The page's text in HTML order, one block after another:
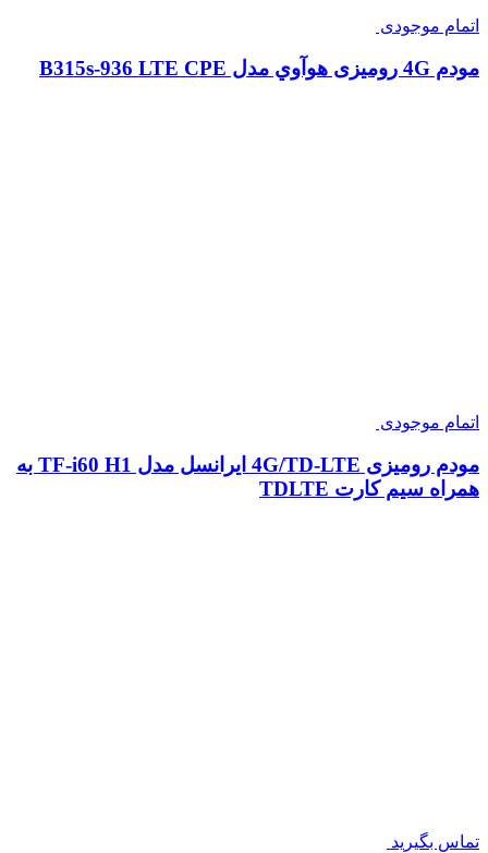
اتمام موجودی
مودم 4G رومیزی هوآوي مدل B315s-936 LTE CPE
اتمام موجودی
مودم رومیزی 4G/TD-LTE ایرانسل مدل TF-i60 H1 به
همراه سیم کارت TDLTE
تماس بگیرید